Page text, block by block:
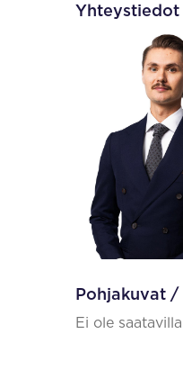
Yhteystiedot
Pohjakuvat /
Ei ole saatavilla